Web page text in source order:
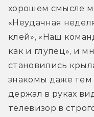
хорошем смысле
«Неудачная
клей», «Наш
как и глупец», и
становились
знакомы даже тем
держал в руках
телевизор в